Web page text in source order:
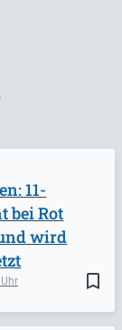
bookmark_border
11-
bei Rot
wird